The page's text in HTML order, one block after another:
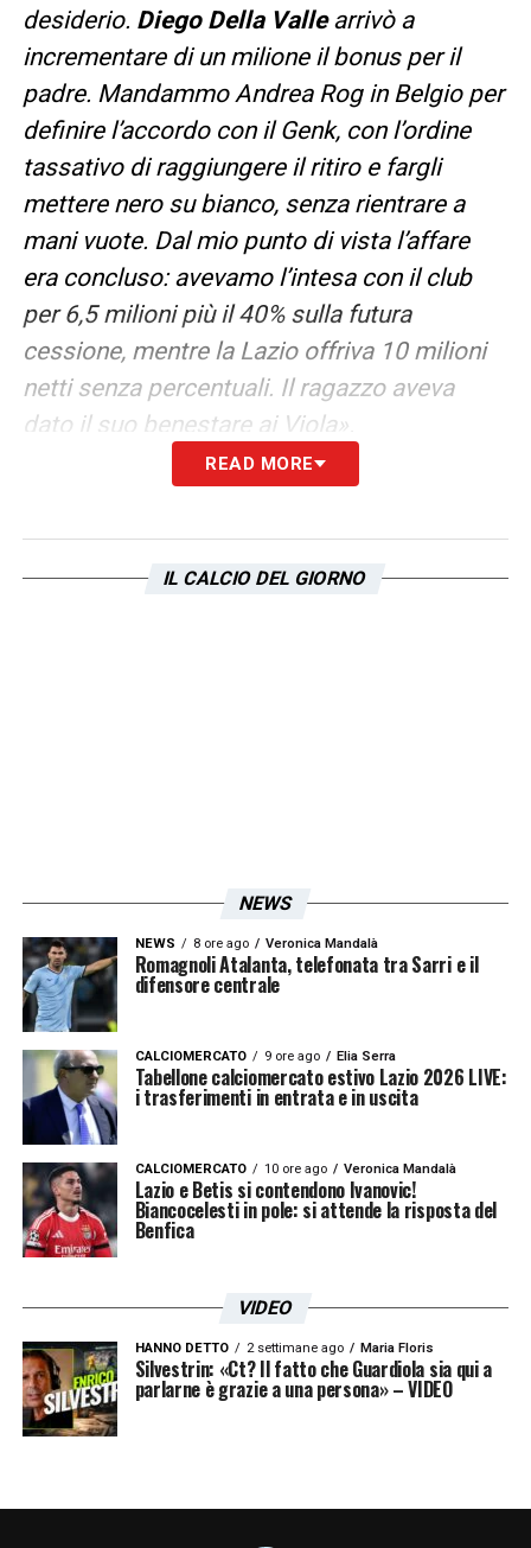
desiderio. Diego Della Vallearrivò a
incrementare di un milione il bonus per il
padre. Mandammo Andrea Rog in Belgio per
definire l’accordo con il Genk, con l’ordine
tassativo di raggiungere il ritiro e fargli
mettere nero su bianco, senza rientrare a
mani vuote. Dal mio punto di vista l’affare
era concluso: avevamo l’intesa con il club
per 6,5 milioni più il 40% sulla futura
cessione, mentre la Lazio offriva 10 milioni
netti senza percentuali. Il ragazzo aveva
dato il suo benestare ai Viola».
GIALLO BIGLIETTI – «Prenotiamo i voli, mi
padre, ma il telefono squillava a vuoto. A
destinazione romana poiché lì risiedeva la
in confusione Sergej. Ci chiese di emettere
nuovamente i biglietti per il giorno
successivo, assicurando la loro presenza a
Firenze. Nuova prenotazione da Düsseldorf e
il mattino seguente, all’apertura del gate, lo
vedemmo finalmente sbarcare».
RIFIUTO FINALE – «Claudio Lotitosi rese
conto che il giocatore si trovava ormai in
Fiorentina, però, accadde l’imprevedibile:
all’improvviso, senza alcun preavviso, Sergej
scoppiò in lacrime dicendo che non voleva
assolutamente trasferirsi lì. Fu un momento
READ MORE
IL CALCIO DEL GIORNO
NEWS
NEWS 8 ore ago Veronica Mandalà
Romagnoli Atalanta, telefonata tra Sarri e il
difensore centrale
CALCIOMERCATO 9 ore ago Elia Serra
Tabellone calciomercato estivo Lazio 2026 LIVE:
i trasferimenti in entrata e in uscita
CALCIOMERCATO 10 ore ago Veronica Mandalà
Lazio e Betis si contendono Ivanovic!
Biancocelesti in pole: si attende la risposta del
Benfica
VIDEO
HANNO DETTO 2 settimane ago Maria Floris
Silvestrin: «Ct? Il fatto che Guardiola sia qui a
parlarne è grazie a una persona» – VIDEO